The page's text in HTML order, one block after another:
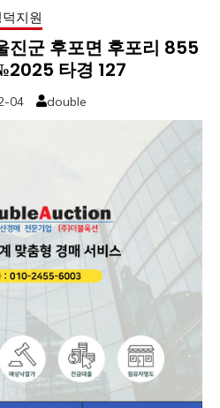
덕지원
진군 후포면 후포리 855
타경 127
04 double